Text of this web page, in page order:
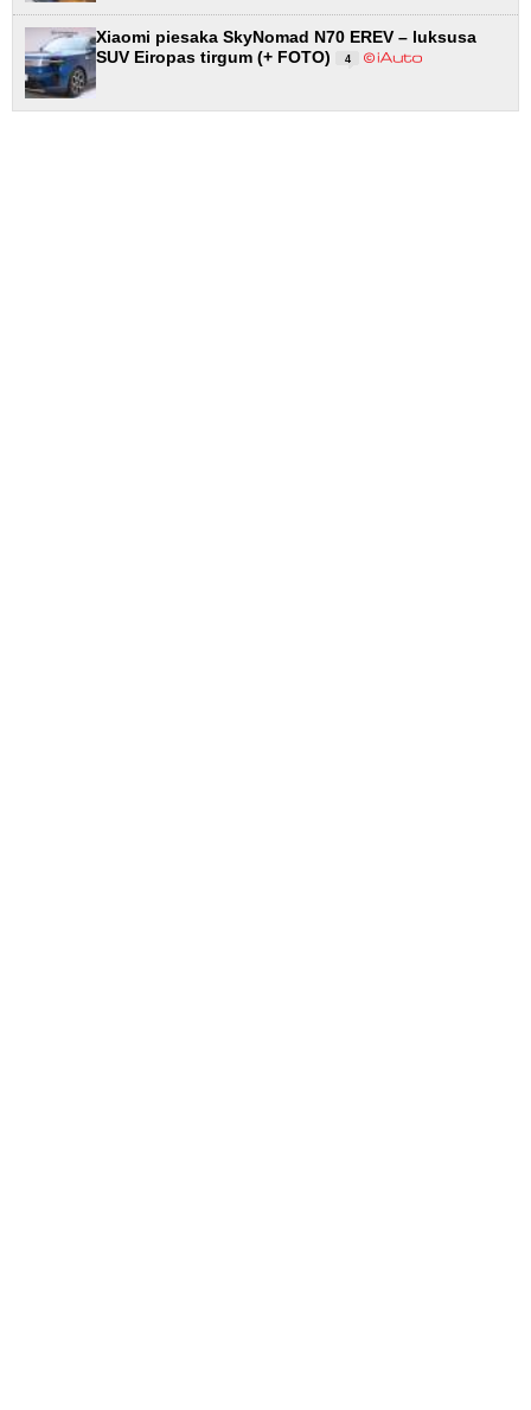
Xiaomi piesaka SkyNomad N70 EREV – luksusa
SUV Eiropas tirgum (+ FOTO)
4